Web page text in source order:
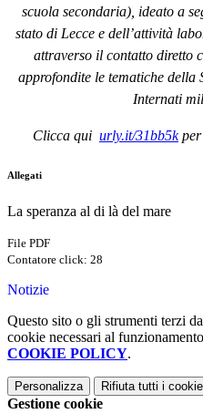
scuola secondaria), ideato a
stato di Lecce e dell’attività
attraverso il contatto diretto
approfondite le tematiche della
Internati
Clicca qui urly.it/31bb5kper
Allegati
La speranza al di là del mare
File PDF
Contatore click: 28
Notizie
Questo sito o gli strumenti terzi
cookie necessari al
COOKIE POLICY.
Personalizza Rifiuta tutti i
Gestione cookie